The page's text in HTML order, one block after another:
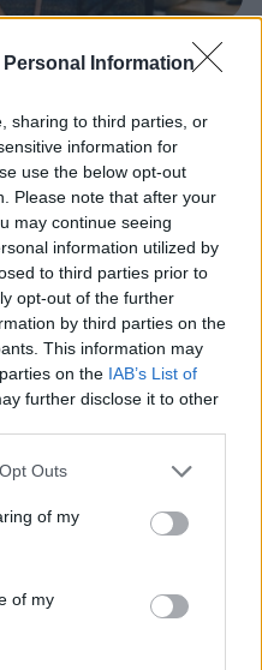
Information
sharing to third parties, or
information for
use the below opt-out
Please note that after your
may continue seeing
information utilized by
to third parties prior to
opt-out of the further
by third parties on the
This information may
on the IAB’s List of
further disclose it to other
Outs
of my
of my
– neljälle
palkkaa
osan lentää
rajoitus